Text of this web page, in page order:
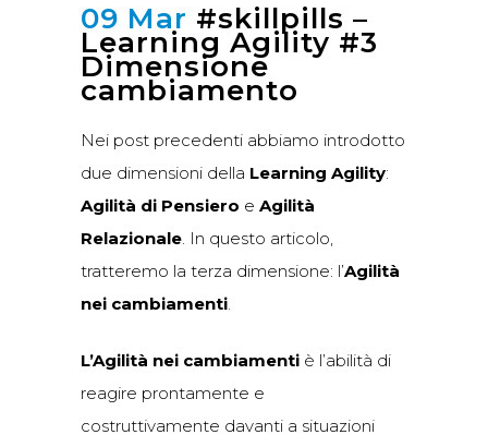
09 Mar #skillpills –
Learning Agility #3
Dimensione
cambiamento
Nei post precedenti abbiamo introdotto
due dimensioni della Learning Agility:
Agilità di Pensiero e Agilità
Relazionale. In questo articolo,
tratteremo la terza dimensione: l’Agilità
nei cambiamenti.
L’Agilità nei cambiamenti è l’abilità di
reagire prontamente e
costruttivamente davanti a situazioni